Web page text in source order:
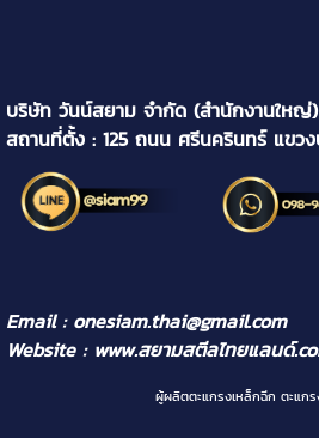
บริษัท วันน์สยาม จำกัด (สำนักงานใหญ่)
สถานที่ตั้ง : 125 ถนน ศรีนครินทร์ แขวง
Email : onesiam.thai@gmail.com
Website : www.สยามสตีลไทยแลนด์
ผู้ผลิตตะแกรงเหล็กฉีก ตะแก